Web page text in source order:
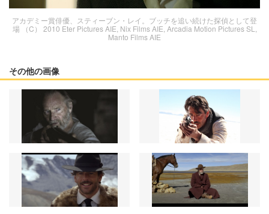
アカデミー賞俳優、スティーブン・レイ。ブッチを追い続けた探偵として登
場 （C） 2010 Eter Pictures AIE, Nix Films AIE, Arcadia Motion Pictures SL,
Manto Films AIE
その他の画像